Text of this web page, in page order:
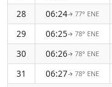
28
06:24↑ 77° ENE
29
06:25↑ 78° ENE
30
06:26↑ 78° ENE
31
06:27↑ 78° ENE